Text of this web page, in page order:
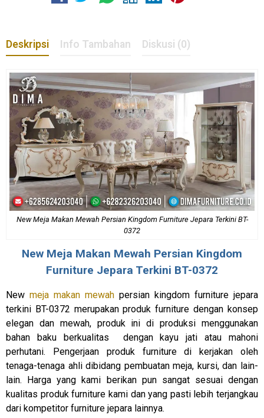
Deskripsi Info Tambahan Diskusi (0)
New Meja Makan Mewah Persian Kingdom Furniture Jepara Terkini BT-
0372
New Meja Makan Mewah Persian Kingdom
Furniture Jepara Terkini BT-0372
New meja makan mewah persian kingdom furniture jepara
terkini BT-0372 merupakan produk furniture dengan konsep
elegan dan mewah, produk ini di produksi menggunakan
bahan baku berkualitas dengan kayu jati atau mahoni
perhutani. Pengerjaan produk furniture di kerjakan oleh
tenaga-tenaga ahli dibidang pembuatan meja, kursi, dan lain-
lain. Harga yang kami berikan pun sangat sesuai dengan
kualitas produk furniture kami dan yang pasti lebih terjangkau
dari kompetitor furniture jepara lainnya.